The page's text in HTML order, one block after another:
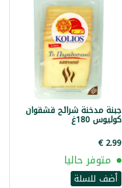
جبنة مدخنة شرائح قشقوان
كوليوس 180غ
متوفر حاليا
أضف للسلة